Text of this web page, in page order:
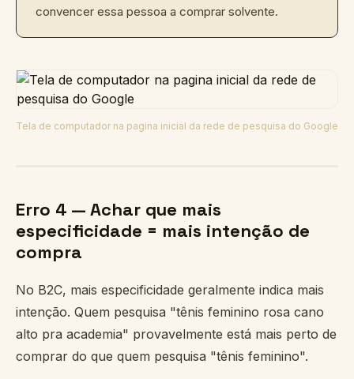
convencer essa pessoa a comprar solvente.
Tela de computador na pagina inicial da rede de pesquisa do Google
Erro 4 — Achar que mais
especificidade = mais intenção de
compra
No B2C, mais especificidade geralmente indica mais
intenção. Quem pesquisa "tênis feminino rosa cano
alto pra academia" provavelmente está mais perto de
comprar do que quem pesquisa "tênis feminino".